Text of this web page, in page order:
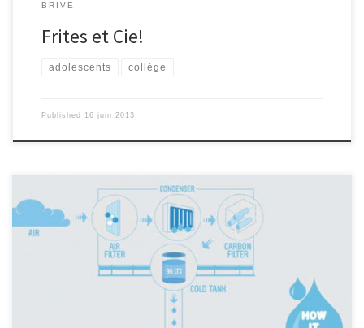
BRIVE
Frites et Cie!
adolescents collège
Published 16 juin 2013
Le 15 mars 2013, à Bujama, au Pérou, des chercheurs ont eu
l’idée de transformer l’humidité de l’air en eau potable, à l’aide
d’un panneau publicitaire géant. A Bujama, un panneau
publicitaire d’environ 15 m de hauteur a été installé dans la bande
très aride séparant la côte péruvienne du début des Andes. Dans
le panneau, il y a cinq générateurs qui captent l’eau contenue
dans l’air et la diffuse dans un circuit de purification connecté au